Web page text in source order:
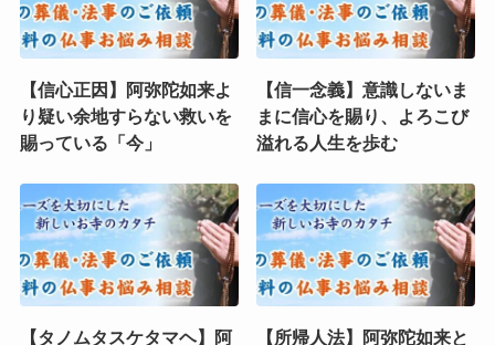
【信心正因】阿弥陀如来よ
り疑い余地すらない救いを
賜っている「今」
【信一念義】意識しないま
まに信心を賜り、よろこび
溢れる人生を歩む
【タノムタスケタマヘ】阿
【所帰人法】阿弥陀如来と